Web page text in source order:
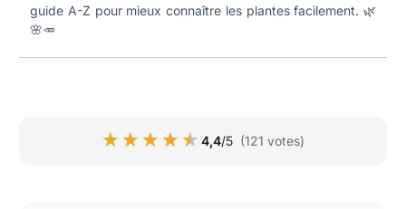
guide A-Z pour mieux connaître les plantes facilement. 🌿
🌸🥕
★★★★★
★★★★★ 4,4/5 (121 votes)